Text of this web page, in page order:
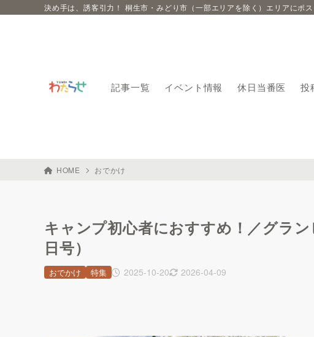
決め手は、誘客引力！ 桐生市・みどり市（一部エリアを除く）エリアにポ
記事一覧 イベント情報 休日当番医 投
HOME おでかけ
キャンプ初心者におすすめ！／グラ
日号）
2025-10-20 2026-04-09
おでかけ 特集